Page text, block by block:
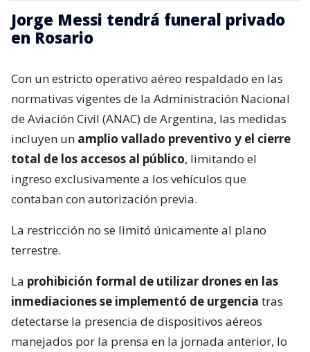
Jorge Messi tendrá funeral privado
en Rosario
Con un estricto operativo aéreo respaldado en las
normativas vigentes de la Administración Nacional
de Aviación Civil (ANAC) de Argentina, las medidas
incluyen un amplio vallado preventivo y el cierre
total de los accesos al público, limitando el
ingreso exclusivamente a los vehículos que
contaban con autorización previa.
La restricción no se limitó únicamente al plano
terrestre.
La prohibición formal de utilizar drones en las
inmediaciones se implementó de urgencia tras
detectarse la presencia de dispositivos aéreos
manejados por la prensa en la jornada anterior, lo